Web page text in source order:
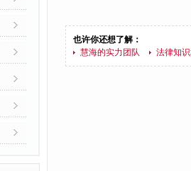
也许你还想了解：
慧海的实力团队
法律知